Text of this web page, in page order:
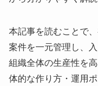
本記事を読むことで
案件を一元管理し、
組織全体の生産性を
体的な作り方・運用